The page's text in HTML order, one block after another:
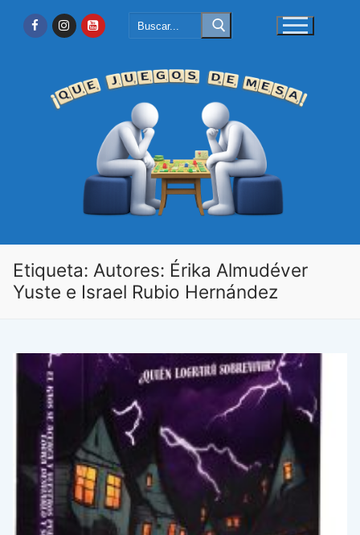
Buscar:
Etiqueta: Autores: Érika Almudéver
Yuste e Israel Rubio Hernández